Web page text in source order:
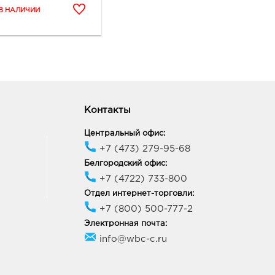
пр-кт
Белгородская обл, г
Контакты
Центральный офис:
+7 (473) 279-95-68
Белгородский офис:
+7 (4722) 733-800
Отдел интернет-торговли:
+7 (800) 500-777-2
Электронная почта:
info@wbc-c.ru